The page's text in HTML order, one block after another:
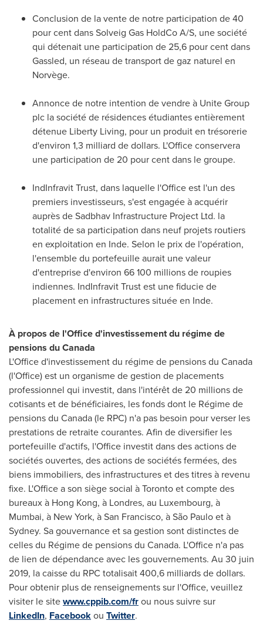
Conclusion de la vente de notre participation de 40
pour cent dans Solveig Gas HoldCo A/S, une société
qui détenait une participation de 25,6 pour cent dans
Gassled, un réseau de transport de gaz naturel en
Norvège.
Annonce de notre intention de vendre à Unite Group
plc la société de résidences étudiantes entièrement
détenue Liberty Living, pour un produit en trésorerie
d'environ 1,3 milliard de dollars. L'Office conservera
une participation de 20 pour cent dans le groupe.
IndInfravit Trust, dans laquelle l'Office est l'un des
premiers investisseurs, s'est engagée à acquérir
auprès de Sadbhav Infrastructure Project Ltd. la
totalité de sa participation dans neuf projets routiers
en exploitation en Inde. Selon le prix de l'opération,
l'ensemble du portefeuille aurait une valeur
d'entreprise d'environ 66 100 millions de roupies
indiennes. IndInfravit Trust est une fiducie de
placement en infrastructures située en Inde.
À propos de l'Office d'investissement du régime de
pensions duCanada
L'Office d'investissement du régime de pensions du Canada
(l'Office) est un organisme de gestion de placements
professionnel qui investit, dans l'intérêt de 20 millions de
cotisants et de bénéficiaires, les fonds dont le Régime de
pensions du Canada(le RPC) n'a pas besoin pour verser les
prestations de retraite courantes. Afin de diversifier les
portefeuille d'actifs, l'Office investit dans des actions de
sociétés ouvertes, des actions de sociétés fermées, des
biens immobiliers, des infrastructures et des titres à revenu
fixe. L'Office a son siège social àTorontoet compte des
bureaux à Hong Kong, à Londres, au Luxembourg, à
Mumbai, à New York, àSan Francisco, à São Paulo et à
Sydney. Sa gouvernance et sa gestion sont distinctes de
celles du Régime de pensions du Canada. L'Office n'a pas
de lien de dépendance avec les gouvernements. Au 30 juin
2019, la caisse du RPC totalisait 400,6 milliards de dollars.
Pour obtenir plus de renseignements sur l'Office, veuillez
visiter le sitewww.cppib.com/frou nous suivre sur
LinkedIn, Facebookou Twitter.